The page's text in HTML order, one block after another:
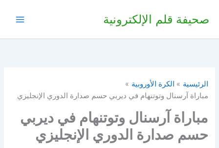
قلم الإلكترونية
الكرة الأوروبية
آرسنال وتوتنهام في ديربي حسم صدارة الدوري الإنجليزي
آرسنال وتوتنهام في ديربي
صدارة الدوري الإنجليزي